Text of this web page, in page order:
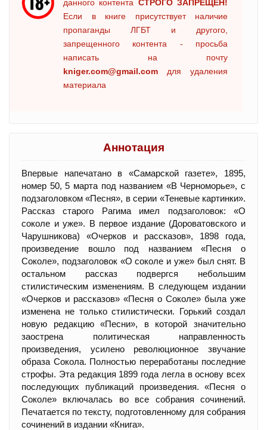
данного контента СТРОГО ЗАПРЕЩЕН!
Если в книге присутствует наличие
пропаганды ЛГБТ и другого,
запрещенного контента - просьба
написать на почту
kniger.com@gmail.com для удаления
материала
Аннотация
Впервые напечатано в «Самарской газете», 1895,
номер 50, 5 марта под названием «В Черноморье», с
подзаголовком «Песня», в серии «Теневые картинки».
Рассказ старого Рагима имел подзаголовок: «О
соколе и уже». В первое издание (Дороватовского и
Чарушникова) «Очерков и рассказов», 1898 года,
произведение вошло под названием «Песня о
Соколе», подзаголовок «О соколе и уже» был снят. В
остальном рассказ подвергся небольшим
стилистическим изменениям. В следующем издании
«Очерков и рассказов» «Песня о Соколе» была уже
изменена не только стилистически. Горький создал
новую редакцию «Песни», в которой значительно
заострена политическая направленность
произведения, усилено революционное звучание
образа Сокола. Полностью переработаны последние
строфы. Эта редакция 1899 года легла в основу всех
последующих публикаций произведения. «Песня о
Соколе» включалась во все собрания сочинений.
Печатается по тексту, подготовленному для собрания
сочинений в издании «Книга».